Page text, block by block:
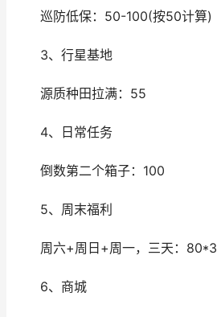
巡防低保：50-100(按50计算)
3、行星基地
源质种田拉满：55
4、日常任务
倒数第二个箱子：100
5、周末福利
周六+周日+周一，三天：80*3
6、商城